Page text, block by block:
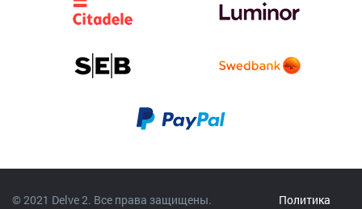
© 2021 Delve 2. Все права защищены. Политика